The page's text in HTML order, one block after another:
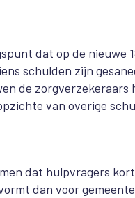
dat op de nieuwe
schulden zijn
de
van overige
dat hulpvragers
dan voor